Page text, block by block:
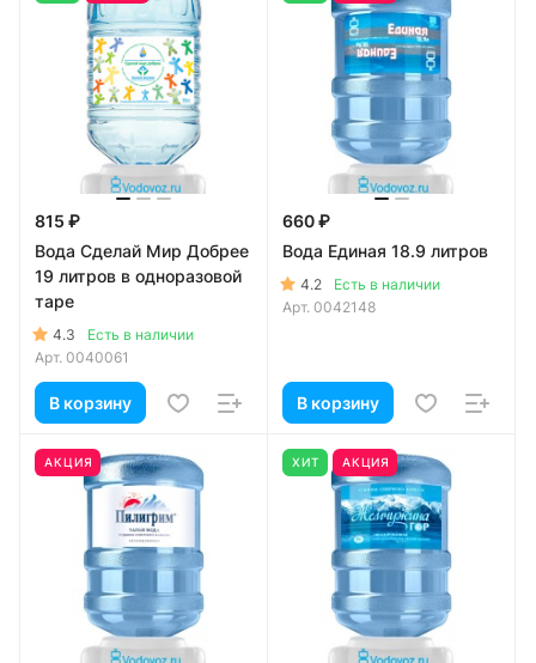
815 ₽
Вода Сделай Мир Добрее
19 литров в одноразовой
таре
4.3
Есть в наличии
Арт. 0040061
В корзину
660 ₽
Вода Единая 18.9 литров
4.2
Есть в наличии
Арт. 0042148
В корзину
АКЦИЯ ХИТ АКЦИЯ